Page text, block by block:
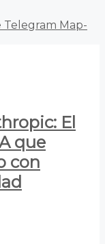
Telegram Map-
El
que
con